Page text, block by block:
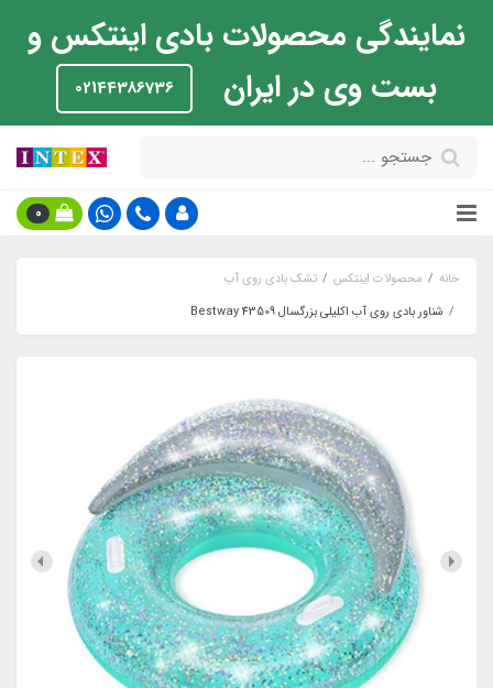
نمایندگی محصولات بادی اینتکس و
بست وی در ایران
02144386736
0
خانه محصولات اینتکس
تشک بادی روی آب
شناور بادی روی آب اکلیلی بزرگسال Bestway 43509